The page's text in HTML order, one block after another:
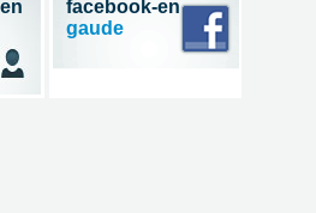
facebook-en
gaude